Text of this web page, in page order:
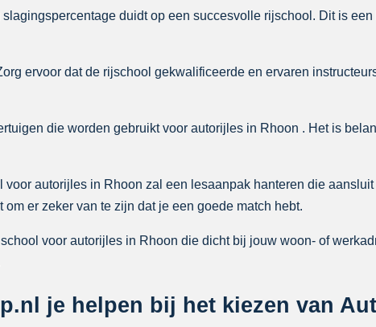
slagingspercentage duidt op een succesvolle rijschool. Dit is
ervoor dat de rijschool gekwalificeerde en ervaren
die worden gebruikt voor autorijles in Rhoon . Het is
voor autorijles in Rhoon zal een lesaanpak hanteren die
om er zeker van te zijn dat je een goede match hebt.
voor autorijles in Rhoon die dicht bij jouw woon- of
je helpen bij het kiezen van